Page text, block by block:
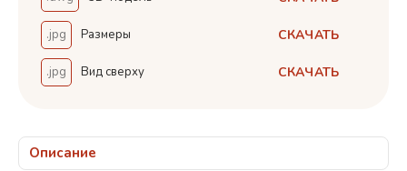
.jpg Размеры СКАЧАТЬ
.jpg Вид сверху СКАЧАТЬ
Описание